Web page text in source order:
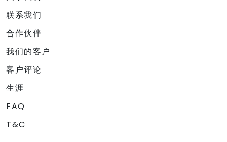
联系我们
合作伙伴
我们的客户
客户评论
生涯
FAQ
T&C